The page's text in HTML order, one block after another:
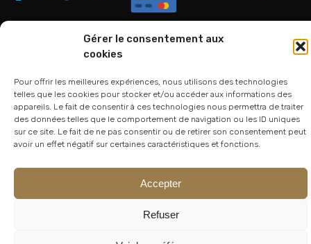
Gérer le consentement aux
cookies
Pour offrir les meilleures expériences, nous utilisons des technologies
telles que les cookies pour stocker et/ou accéder aux informations des
appareils. Le fait de consentir à ces technologies nous permettra de traiter
des données telles que le comportement de navigation ou les ID uniques
sur ce site. Le fait de ne pas consentir ou de retirer son consentement peut
avoir un effet négatif sur certaines caractéristiques et fonctions.
Accepter
Refuser
01 75 33 00 85
Atelier Lesoon |King Bee Std